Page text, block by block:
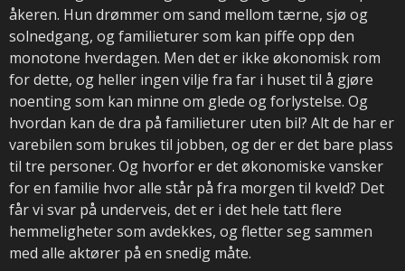
åkeren. Hun drømmer om sand mellom tærne, sjø og
solnedgang, og familieturer som kan piffe opp den
monotone hverdagen. Men det er ikke økonomisk rom
for dette, og heller ingen vilje fra far i huset til å gjøre
noenting som kan minne om glede og forlystelse. Og
hvordan kan de dra på familieturer uten bil? Alt de har er
varebilen som brukes til jobben, og der er det bare plass
til tre personer. Og hvorfor er det økonomiske vansker
for en familie hvor alle står på fra morgen til kveld? Det
får vi svar på underveis, det er i det hele tatt flere
hemmeligheter som avdekkes, og fletter seg sammen
med alle aktører på en snedig måte.